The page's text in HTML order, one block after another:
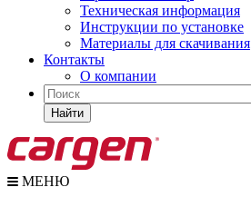
Техническая информация
Инструкции по установке
Материалы для скачивания
Контакты
О компании
Найти
МЕНЮ